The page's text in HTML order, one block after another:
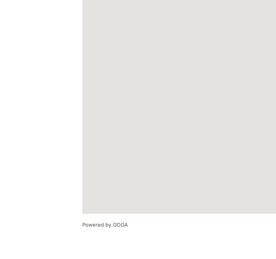
Powered by GOGA